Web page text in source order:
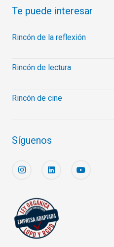
Te puede interesar
Rincón de la reflexión
Rincón de lectura
Rincón de cine
Síguenos